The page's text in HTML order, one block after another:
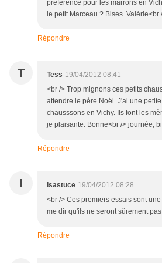
préférence pour les marrons en
le petit Marceau ? Bises. Valérie<br
Répondre
T Tess 19/04/2012 08:41
<br /> Trop mignons ces petits
attendre le père Noël. J'ai une
chausssons en Vichy. Ils font les
je plaisante. Bonne<br /> journée,
Répondre
I Isastuce 19/04/2012 08:28
<br /> Ces premiers essais sont
me dir qu'ils ne seront sûrement
Répondre